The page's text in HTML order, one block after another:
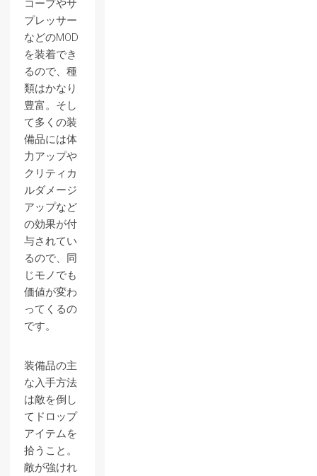
コープやサ
プレッサー
などのMOD
を装着でき
るので、種
類はかなり
豊富。そし
て多くの装
備品には体
力アップや
クリティカ
ルダメージ
アップなど
の効果が付
与されてい
るので、同
じモノでも
価値が変わ
ってくるの
です。
装備品の主
な入手方法
は敵を倒し
てドロップ
アイテムを
拾うこと。
敵が強けれ